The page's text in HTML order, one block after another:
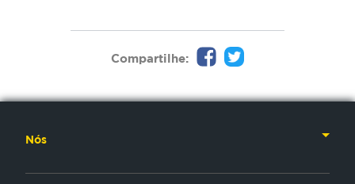
Compartilhe:
Nós